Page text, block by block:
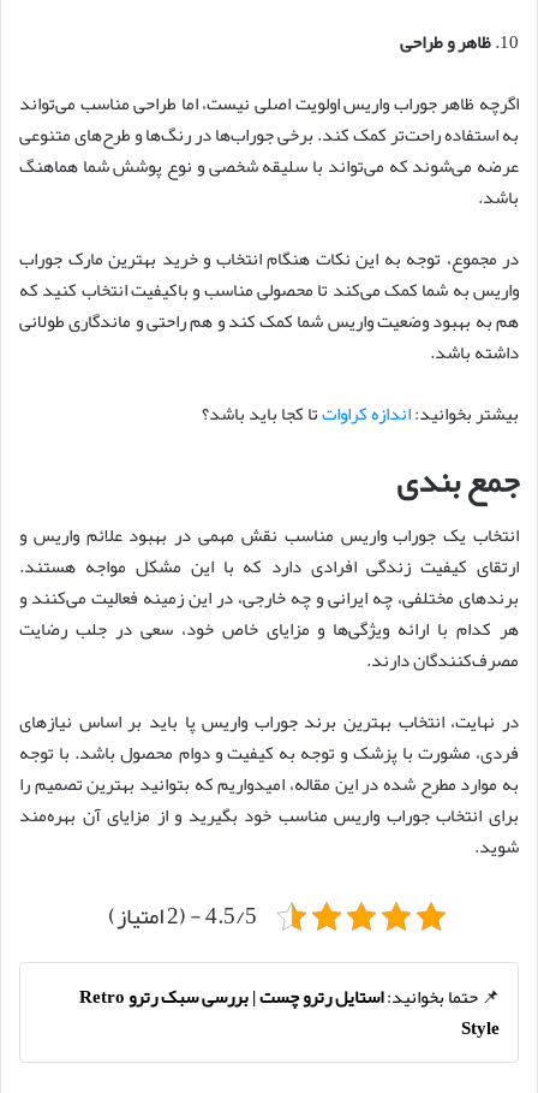
10. ظاهر و طراحی
اگرچه ظاهر جوراب واریس اولویت اصلی نیست، اما طراحی مناسب می‌تواند
به استفاده راحت‌تر کمک کند. برخی جوراب‌ها در رنگ‌ها و طرح‌های متنوعی
عرضه می‌شوند که می‌تواند با سلیقه شخصی و نوع پوشش شما هماهنگ
باشد.
در مجموع، توجه به این نکات هنگام انتخاب و خرید بهترین مارک جوراب
واریس به شما کمک می‌کند تا محصولی مناسب و باکیفیت انتخاب کنید که
هم به بهبود وضعیت واریس شما کمک کند و هم راحتی و ماندگاری طولانی
داشته باشد.
بیشتر بخوانید:اندازه کراواتتا کجا باید باشد؟
جمع بندی
انتخاب یک جوراب واریس مناسب نقش مهمی در بهبود علائم واریس و
ارتقای کیفیت زندگی افرادی دارد که با این مشکل مواجه هستند.
برندهای مختلفی، چه ایرانی و چه خارجی، در این زمینه فعالیت می‌کنند و
هر کدام با ارائه ویژگی‌ها و مزایای خاص خود، سعی در جلب رضایت
مصرف‌کنندگان دارند.
در نهایت، انتخاب بهترین برند جوراب واریس پا باید بر اساس نیازهای
فردی، مشورت با پزشک و توجه به کیفیت و دوام محصول باشد. با توجه
به موارد مطرح شده در این مقاله، امیدواریم که بتوانید بهترین تصمیم را
برای انتخاب جوراب واریس مناسب خود بگیرید و از مزایای آن بهره‌مند
شوید.
4.5/5 - (2 امتیاز)
📌 حتما بخوانید:
استایل رترو چست | بررسی سبک رترو Retro
Style